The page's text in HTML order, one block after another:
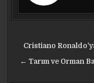
Yazı
gezinmesi
Cristiano
← Tarım ve Orman